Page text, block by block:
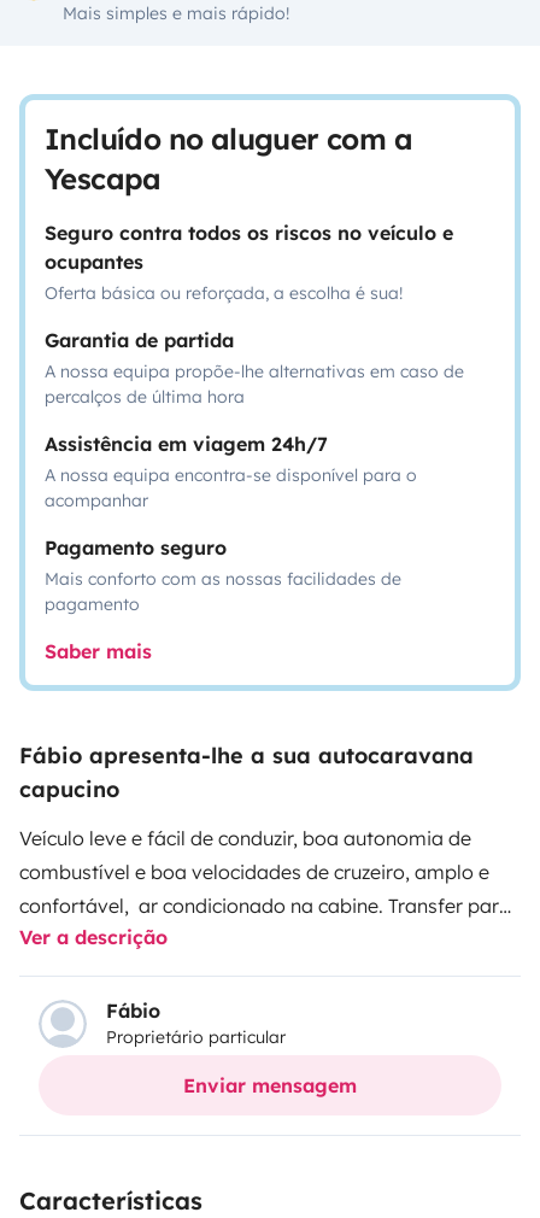
Mais simples e mais rápido!
Incluído no aluguer com a
Yescapa
Seguro contra todos os riscos no veículo e
ocupantes
Oferta básica ou reforçada, a escolha é sua!
Garantia de partida
A nossa equipa propõe-lhe alternativas em caso de
percalços de última hora
Assistência em viagem 24h/7
A nossa equipa encontra-se disponível para o
acompanhar
Pagamento seguro
Mais conforto com as nossas facilidades de
pagamento
Saber mais
Fábio apresenta-lhe a sua autocaravana
capucino
Veículo leve e fácil de conduzir, boa autonomia de
combustível e boa velocidades de cruzeiro, amplo e
confortável, ar condicionado na cabine. Transfer para
o aeroporto valor 50€
próximabicicletas disponíveis por 15 € ao diaPrancha
de stand up 15€ ao dia
durante o período de aluguer.
na entrega do veículo 10€
Ver a descrição
Fábio
Proprietário particular
Enviar mensagem
Características